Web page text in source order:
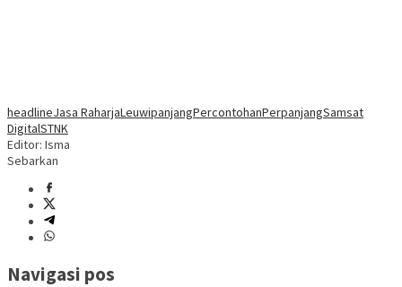
headlineJasa RaharjaLeuwipanjangPercontohanPerpanjangSamsat
DigitalSTNK
Editor: Isma
Sebarkan
Navigasi pos